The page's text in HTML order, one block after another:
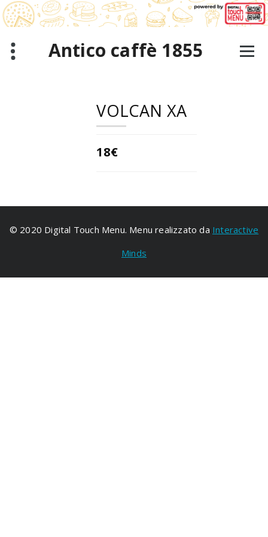
Aller
au
contenu
Antico caffè 1855
VOLCAN XA
18€
© 2020 Digital Touch Menu. Menu realizzato da Interactive
Minds